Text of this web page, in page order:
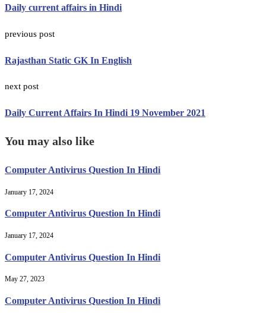
Daily current affairs in Hindi
previous post
Rajasthan Static GK In English
next post
Daily Current Affairs In Hindi 19 November 2021
You may also like
Computer Antivirus Question In Hindi
January 17, 2024
Computer Antivirus Question In Hindi
January 17, 2024
Computer Antivirus Question In Hindi
May 27, 2023
Computer Antivirus Question In Hindi